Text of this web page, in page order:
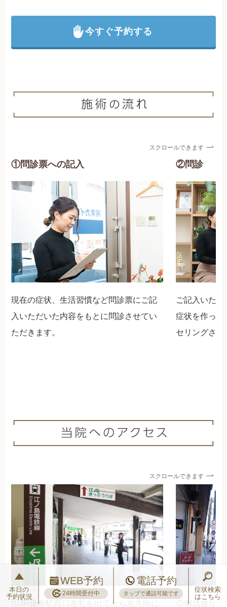
今すぐ予約する
スクロールできます
①問診票への記入
現在の症状、生活習慣など問診票にご記
入いただいた内容をもとに問診させてい
ただきます。
②問診
ご記入いた
症状を作った
セリングさ
スクロールできます
①JR鎌倉駅西口改札を出てたら左方向に ②御成通り
本日の
予約状況
WEB予約
24時間受付中
電話予約
タップで通話可能です
症状検索
はこちら